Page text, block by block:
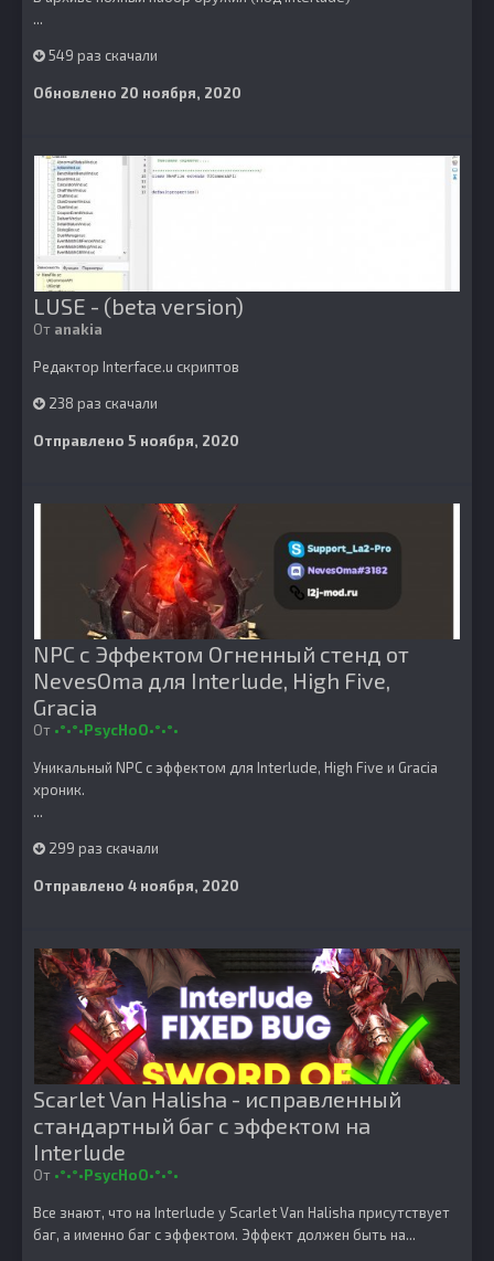
...
549 раз скачали
Обновлено 20 ноября, 2020
LUSE - (beta version)
От anakia
Редактор Interface.u скриптов
238 раз скачали
Отправлено 5 ноября, 2020
NPC с Эффектом Огненный стенд от
NevesOma для Interlude, High Five,
Gracia
От •°•°•PsycHoO•°•°•
Уникальный NPC с эффектом для Interlude, High Five и Gracia
хроник.
...
299 раз скачали
Отправлено 4 ноября, 2020
Scarlet Van Halisha - исправленный
стандартный баг с эффектом на
Interlude
От •°•°•PsycHoO•°•°•
Все знают, что на Interlude у Scarlet Van Halisha присутствует
баг, а именно баг с эффектом. Эффект должен быть на...